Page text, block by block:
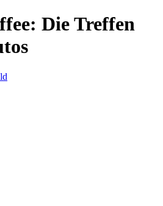
Die Treffen